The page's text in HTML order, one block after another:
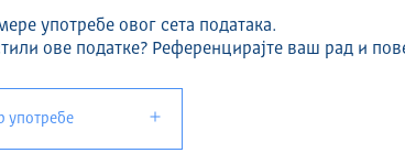
употребе овог сета података.
ове податке? Референцирајте ваш рад и
употребе